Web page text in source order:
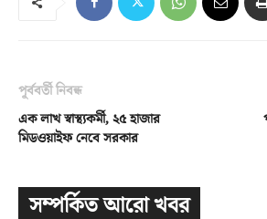
পূর্ববর্তী নিবন্ধ
এক লাখ স্বাস্থ্যকর্মী, ২৫ হাজার
মিডওয়াইফ নেবে সরকার
সম্পর্কিত আরো খবর